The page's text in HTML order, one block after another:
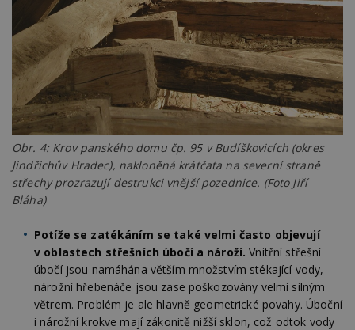
Obr. 4: Krov panského domu čp. 95 v Budíškovicích (okres
Jindřichův Hradec), nakloněná krátčata na severní straně
střechy prozrazují destrukci vnější pozednice. (Foto Jiří
Bláha)
Potíže se zatékáním se také velmi často objevují
v oblastech střešních úbočí a nároží. Vnitřní střešní
úbočí jsou namáhána větším množstvím stékající vody,
nárožní hřebenáče jsou zase poškozovány velmi silným
větrem. Problém je ale hlavně geometrické povahy. Úboční
i nárožní krokve mají zákonitě nižší sklon, což odtok vody